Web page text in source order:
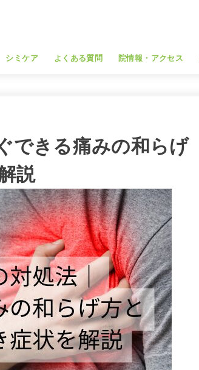
シミケア よくある質問 院情報・アクセス
できる痛みの和らげ
説